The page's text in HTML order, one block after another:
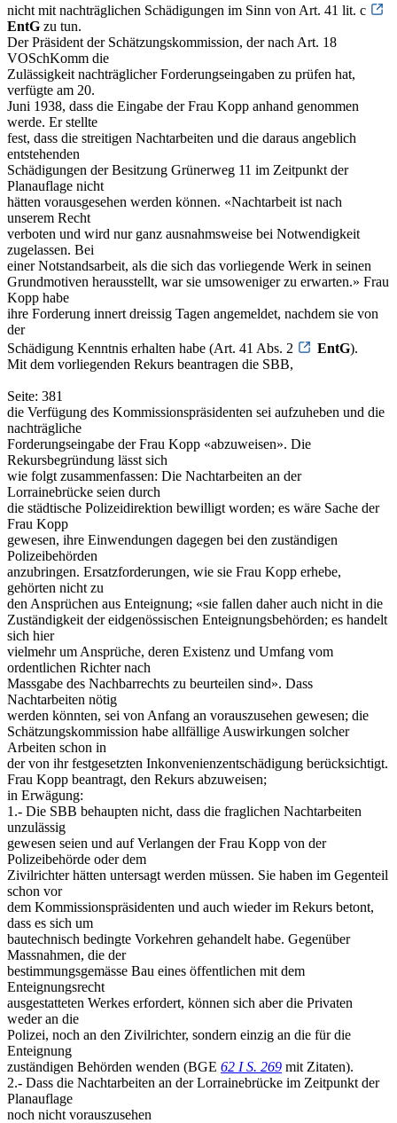
nicht mit nachträglichen Schädigungen im Sinn von Art. 41 lit. c
EntG zu tun.
Der Präsident der Schätzungskommission, der nach Art. 18
VOSchKomm die
Zulässigkeit nachträglicher Forderungseingaben zu prüfen hat,
verfügte am 20.
Juni 1938, dass die Eingabe der Frau Kopp anhand genommen
werde. Er stellte
fest, dass die streitigen Nachtarbeiten und die daraus angeblich
entstehenden
Schädigungen der Besitzung Grünerweg 11 im Zeitpunkt der
Planauflage nicht
hätten vorausgesehen werden können. «Nachtarbeit ist nach
unserem Recht
verboten und wird nur ganz ausnahmsweise bei Notwendigkeit
zugelassen. Bei
einer Notstandsarbeit, als die sich das vorliegende Werk in seinen
Grundmotiven herausstellt, war sie umsoweniger zu erwarten.» Frau
Kopp habe
ihre Forderung innert dreissig Tagen angemeldet, nachdem sie von
der
Schädigung Kenntnis erhalten habe (Art. 41 Abs. 2
EntG).
Mit dem vorliegenden Rekurs beantragen die SBB,
Seite: 381
die Verfügung des Kommissionspräsidenten sei aufzuheben und die
nachträgliche
Forderungseingabe der Frau Kopp «abzuweisen». Die
Rekursbegründung lässt sich
wie folgt zusammenfassen: Die Nachtarbeiten an der
Lorrainebrücke seien durch
die städtische Polizeidirektion bewilligt worden; es wäre Sache der
Frau Kopp
gewesen, ihre Einwendungen dagegen bei den zuständigen
Polizeibehörden
anzubringen. Ersatzforderungen, wie sie Frau Kopp erhebe,
gehörten nicht zu
den Ansprüchen aus Enteignung; «sie fallen daher auch nicht in die
Zuständigkeit der eidgenössischen Enteignungsbehörden; es handelt
sich hier
vielmehr um Ansprüche, deren Existenz und Umfang vom
ordentlichen Richter nach
Massgabe des Nachbarrechts zu beurteilen sind». Dass
Nachtarbeiten nötig
werden könnten, sei von Anfang an vorauszusehen gewesen; die
Schätzungskommission habe allfällige Auswirkungen solcher
Arbeiten schon in
der von ihr festgesetzten Inkonvenienzentschädigung berücksichtigt.
Frau Kopp beantragt, den Rekurs abzuweisen;
in Erwägung:
1.- Die SBB behaupten nicht, dass die fraglichen Nachtarbeiten
unzulässig
gewesen seien und auf Verlangen der Frau Kopp von der
Polizeibehörde oder dem
Zivilrichter hätten untersagt werden müssen. Sie haben im Gegenteil
schon vor
dem Kommissionspräsidenten und auch wieder im Rekurs betont,
dass es sich um
bautechnisch bedingte Vorkehren gehandelt habe. Gegenüber
Massnahmen, die der
bestimmungsgemässe Bau eines öffentlichen mit dem
Enteignungsrecht
ausgestatteten Werkes erfordert, können sich aber die Privaten
weder an die
Polizei, noch an den Zivilrichter, sondern einzig an die für die
Enteignung
zuständigen Behörden wenden (BGE 62 I S. 269 mit Zitaten).
2.- Dass die Nachtarbeiten an der Lorrainebrücke im Zeitpunkt der
Planauflage
noch nicht vorauszusehen